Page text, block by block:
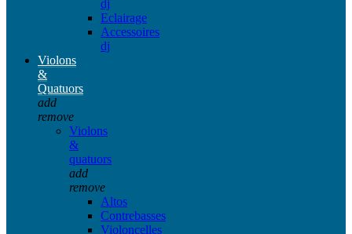
dj
Eclairage
Accessoires
dj
Violons
&
Quatuors
add
remove
Violons
&
quatuors
add
remove
Altos
Contrebasses
Violoncelles